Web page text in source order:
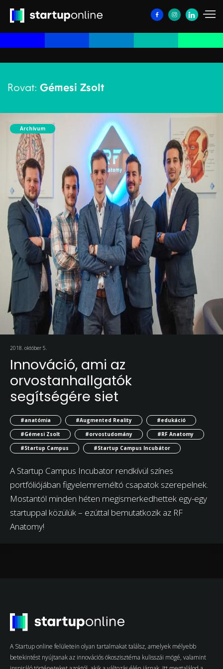
Rovat: Gémesi Zsolt
Archívum
2018. október 5.
Innováció, ami az
orvostanhallgatók
segítségére siet
#anatómia #Augmented Reality
#edukáció
#Gémesi Zsolt
#orvostudomány
#RF Anatomy
#Startup Campus
#Startup Campus Incubátor
A Startup Campus Incubator rendkívül színes
portfóliójában figyelemreméltó csapatok szerepelnek.
Mostantól minden héten megismerkedhettek egy-egy
startuppal közülük – ezúttal bemutatkozik az RF
Anatomy!
A Startup online felületein olyan tartalmakat találsz, amelyek mélyebb
betekintést nyújtanak az innovációs ökoszisztéma kulisszái mögé, valamint